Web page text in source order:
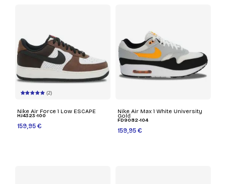
(2)
Nike Air Force 1 Low ESCAPE
HJ4323-100
159,95 €
Nike Air Max 1 White University
Gold
FD9082-104
159,95 €